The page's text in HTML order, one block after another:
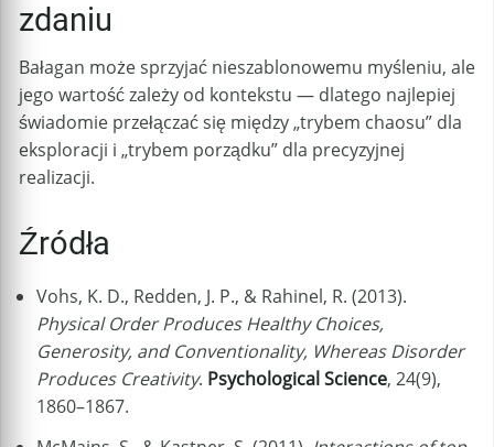
zdaniu
Bałagan może sprzyjać nieszablonowemu myśleniu, ale
jego wartość zależy od kontekstu — dlatego najlepiej
świadomie przełączać się między „trybem chaosu” dla
eksploracji i „trybem porządku” dla precyzyjnej
realizacji.
Źródła
Vohs, K. D., Redden, J. P., & Rahinel, R. (2013).
Physical Order Produces Healthy Choices,
Generosity, and Conventionality, Whereas Disorder
Produces Creativity. Psychological Science, 24(9),
1860–1867.